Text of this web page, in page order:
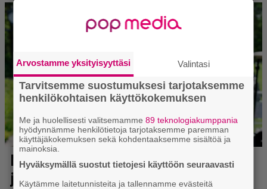
Arvostamme yksityisyyttäsi Valintasi
Tarvitsemme suostumuksesi tarjotaksemme
henkilökohtaisen käyttökokemuksen
Me ja huolellisesti valitsemamme89 teknologiakumppania
hyödynnämme henkilötietoja tarjotaksemme paremman
käyttäjäkokemuksen sekä kohdentaaksemme sisältöä ja
mainoksia.
Hyväksymällä suostut tietojesi käyttöön seuraavasti
Käytämme laitetunnisteita ja tallennamme evästeitä